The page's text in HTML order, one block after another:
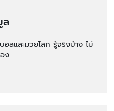
ล
ลและมวยโลก รู้จริงบ้าง ไม่
ง